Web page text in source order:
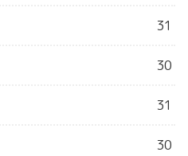
31
30
31
30